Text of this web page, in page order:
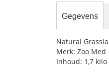
Gegevens
Natural
Merk: Zoo Med
Inhoud: 1,7 kilo